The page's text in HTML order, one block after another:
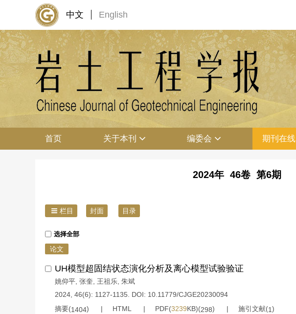
中文 English
首页 关于本刊 编委会 期刊在线
2024年 46卷 第6期
栏目 封面 目录
选择全部
论文
UH模型超固结状态演化分析及离心模型试验验证
姚仰平 张奎 王祖乐 朱斌
2024, 46(6): 1127-1135.
DOI: 10.11779/CJGE20230094
摘要(1404) HTML PDF(3239KB)(298) 施引文献(1)